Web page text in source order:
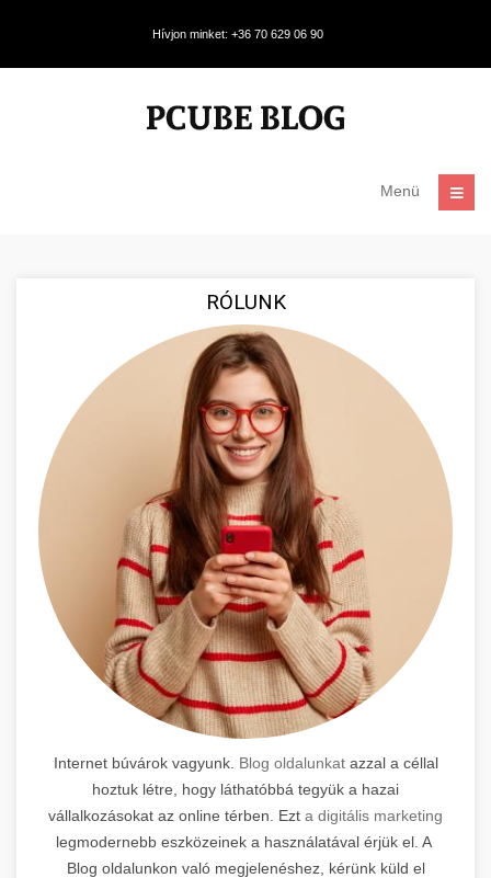
Hívjon minket: +36 70 629 06 90
Menü
RÓLUNK
Internet búvárok vagyunk. Blog oldalunkatazzal a céllal
hoztuk létre, hogy láthatóbbá tegyük a hazai
vállalkozásokat az online térben. Ezt a digitális marketing
legmodernebb eszközeinek a használatával érjük el. A
Blog oldalunkon való megjelenéshez, kérünk küld el